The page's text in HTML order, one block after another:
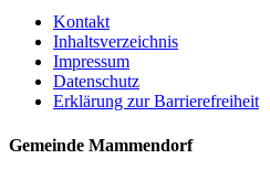
Kontakt
Inhaltsverzeichnis
Impressum
Datenschutz
Erklärung zur Barrierefreiheit
Gemeinde Mammendorf